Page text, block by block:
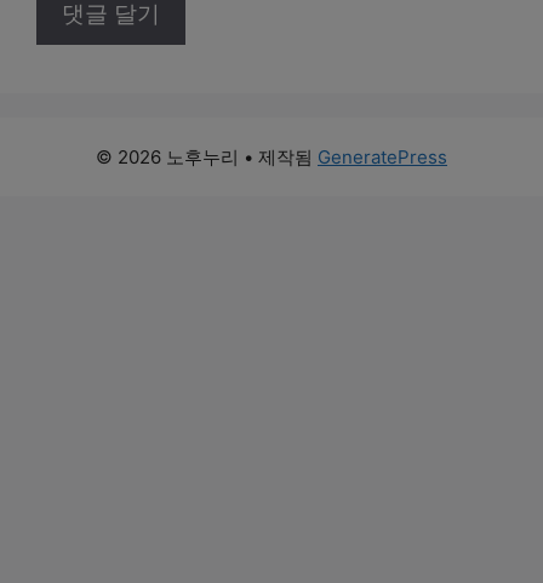
© 2026 노후누리 • 제작됨 GeneratePress